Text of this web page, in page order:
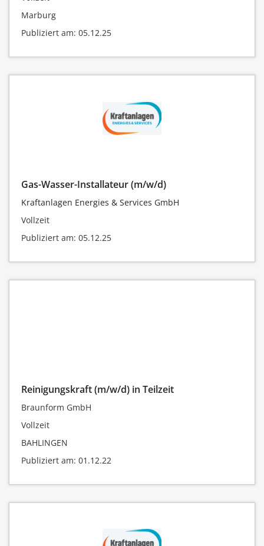
Marburg
Publiziert am: 05.12.25
Gas-Wasser-Installateur (m/w/d)
Kraftanlagen Energies & Services GmbH
Vollzeit
Publiziert am: 05.12.25
Reinigungskraft (m/w/d) in Teilzeit
Braunform GmbH
Vollzeit
BAHLINGEN
Publiziert am: 01.12.22